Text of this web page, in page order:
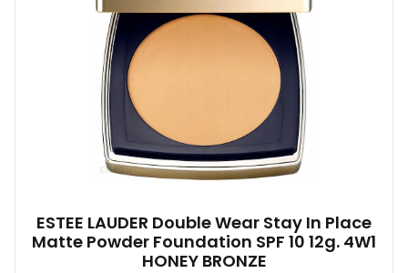
ESTEE LAUDER Double Wear Stay In Place
Matte Powder Foundation SPF 10 12g. 4W1
HONEY BRONZE